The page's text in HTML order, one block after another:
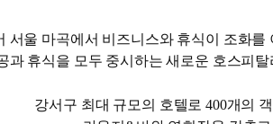
서울 마곡에서 비즈니스와 휴식이 조화를
과 휴식을 모두 중시하는 새로운 호스피
강서구 최대 규모의 호텔로 400개의